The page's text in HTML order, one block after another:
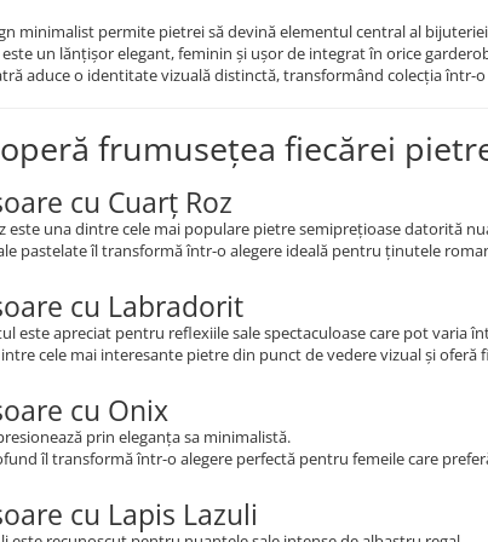
minimalist permite pietrei să devină elementul central al
un lănțișor elegant, feminin și ușor de integrat în orice
aduce o identitate vizuală distinctă, transformând colecția
frumusețea fiecărei
cu Cuarț Roz
este una dintre cele mai populare pietre semiprețioase datorită
pastelate îl transformă într-o alegere ideală pentru ținutele
cu Labradorit
este apreciat pentru reflexiile sale spectaculoase care pot varia
cele mai interesante pietre din punct de vedere vizual și
cu Onix
prin eleganța sa minimalistă.
îl transformă într-o alegere perfectă pentru femeile care
cu Lapis Lazuli